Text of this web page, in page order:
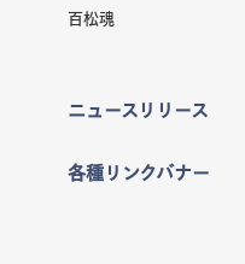
百松魂
ニュースリリース
各種リンクバナー